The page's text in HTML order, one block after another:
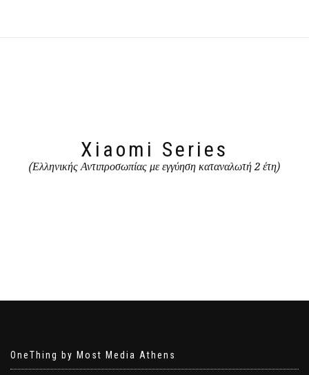
Xiaomi Series
(Ελληνικής Αντιπροσωπίας με εγγύηση καταναλωτή 2 έτη)
OneThing by Most Media Athens